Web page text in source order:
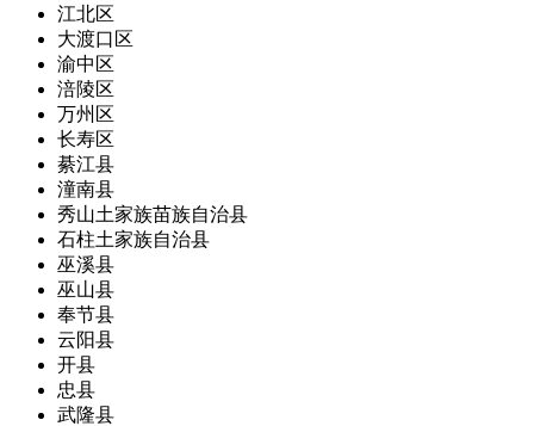
江北区
大渡口区
渝中区
涪陵区
万州区
长寿区
綦江县
潼南县
秀山土家族苗族自治县
石柱土家族自治县
巫溪县
巫山县
奉节县
云阳县
开县
忠县
武隆县